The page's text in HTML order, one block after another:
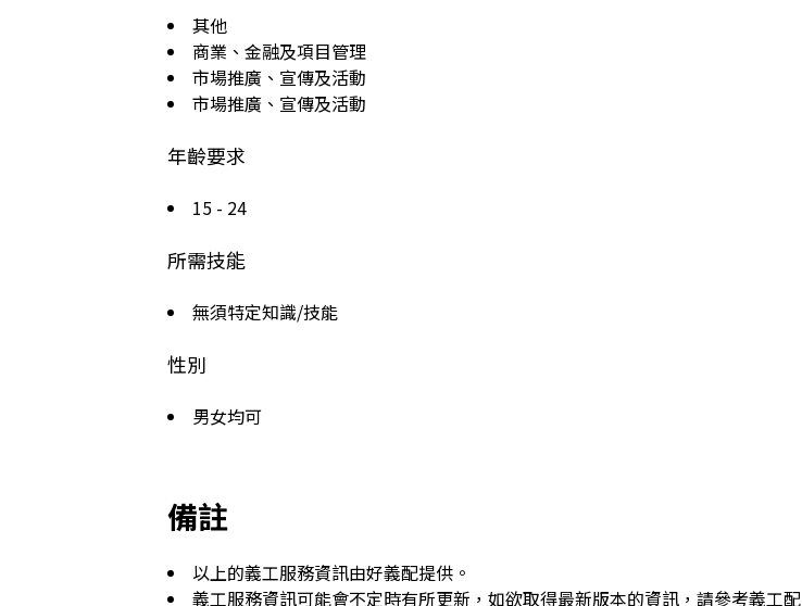
其他
商業、金融及項目管理
市場推廣、宣傳及活動
市場推廣、宣傳及活動
年齡要求
15 - 24
所需技能
無須特定知識/技能
性別
男女均可
備註
以上的義工服務資訊由好義配提供。
義工服務資訊可能會不定時有所更新，如欲取得最新版本的資訊，請參考義工配